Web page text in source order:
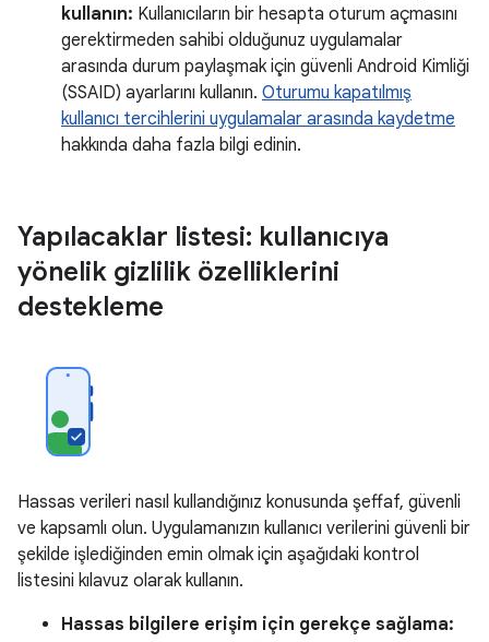
kullanın: Kullanıcıların bir hesapta oturum açmasını
gerektirmeden sahibi olduğunuz uygulamalar
arasında durum paylaşmak için güvenli Android Kimliği
(SSAID) ayarlarını kullanın. Oturumu kapatılmış
kullanıcı tercihlerini uygulamalar arasında kaydetme
hakkında daha fazla bilgi edinin.
Yapılacaklar listesi: kullanıcıya
yönelik gizlilik özelliklerini
destekleme
Hassas verileri nasıl kullandığınız konusunda şeffaf, güvenli
ve kapsamlı olun. Uygulamanızın kullanıcı verilerini güvenli bir
şekilde işlediğinden emin olmak için aşağıdaki kontrol
listesini kılavuz olarak kullanın.
Hassas bilgilere erişim için gerekçe sağlama: